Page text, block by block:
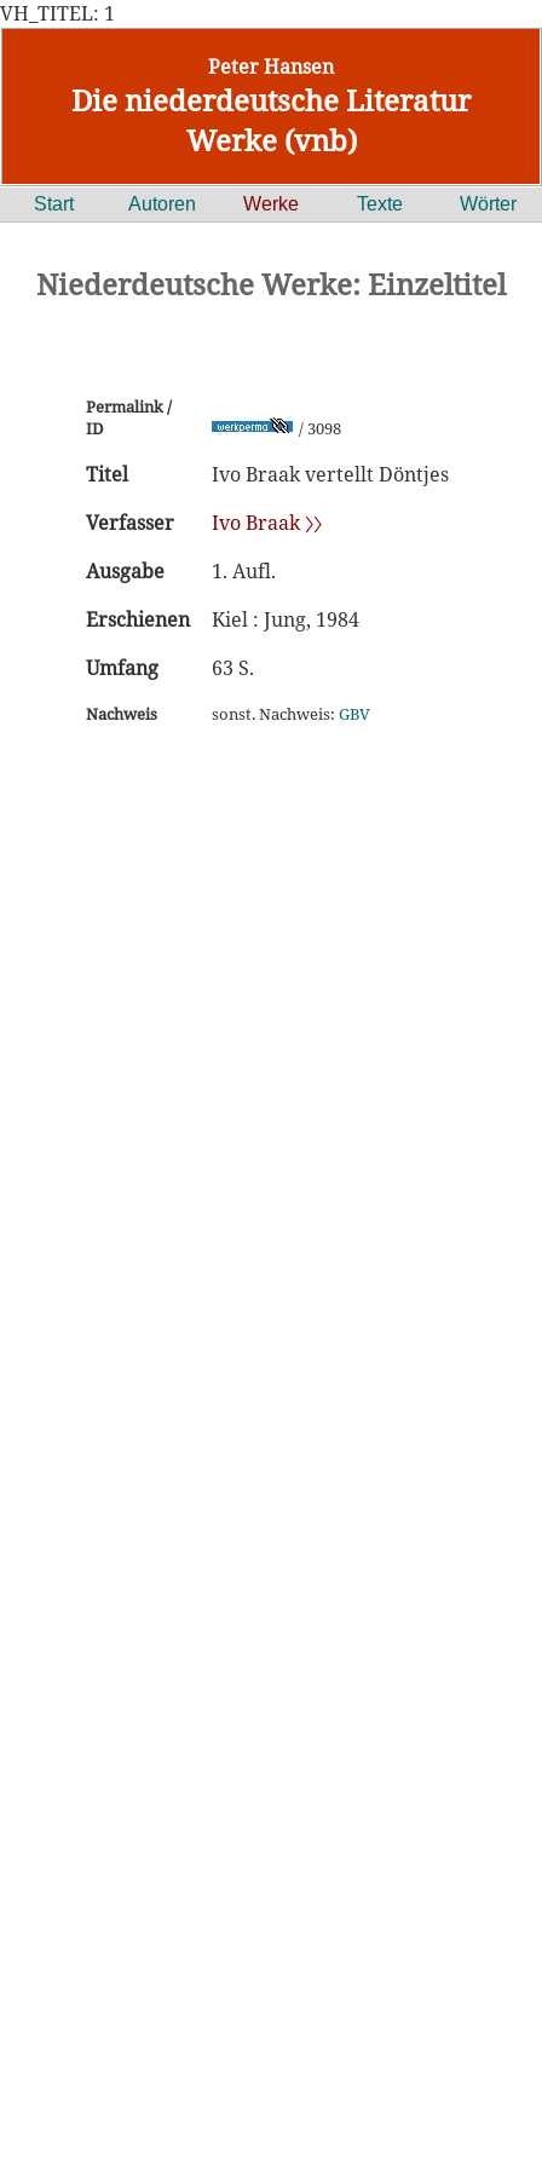
VH_TITEL: 1
Peter Hansen
Die niederdeutsche Literatur
Werke (vnb)
Start Autoren Werke Texte Wörter
Niederdeutsche Werke: Einzeltitel
Permalink /
ID
/ 3098
Titel
Ivo Braak vertellt Döntjes
Verfasser
Ivo Braak 〉〉
Ausgabe
1. Aufl.
Erschienen
Kiel : Jung, 1984
Umfang
63 S.
Nachweis sonst. Nachweis: GBV